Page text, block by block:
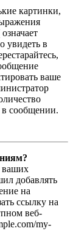
картинки,
увидеть в
ваше
в сообщении.
ваших
добавлять
на
ссылку на
веб-
my-